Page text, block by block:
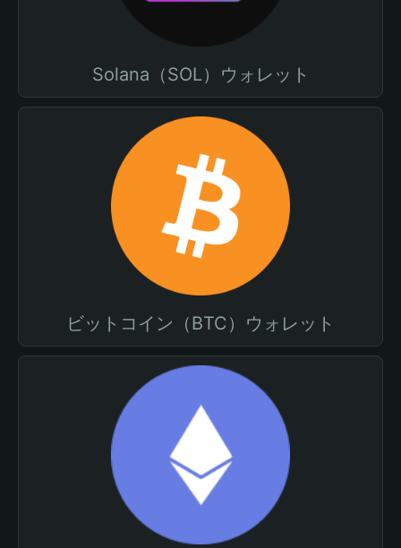
Solana（SOL）ウォレット
ビットコイン（BTC）ウォレット